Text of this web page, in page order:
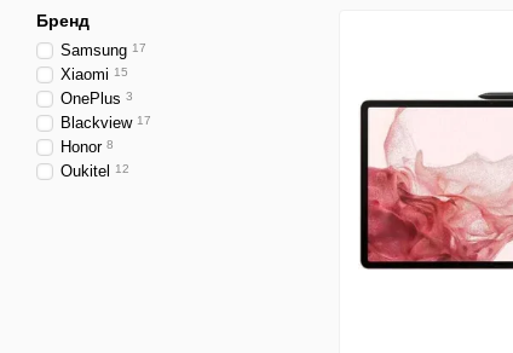
Бренд
Samsung 17
Xiaomi 15
OnePlus 3
Blackview 17
Honor 8
Oukitel 12